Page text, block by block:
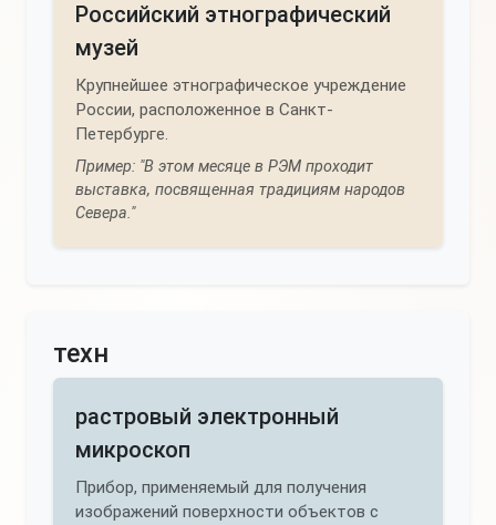
Российский этнографический
музей
Крупнейшее этнографическое учреждение
России, расположенное в Санкт-
Петербурге.
Пример: "В этом месяце в РЭМ проходит
выставка, посвященная традициям народов
Севера."
техн
растровый электронный
микроскоп
Прибор, применяемый для получения
изображений поверхности объектов с